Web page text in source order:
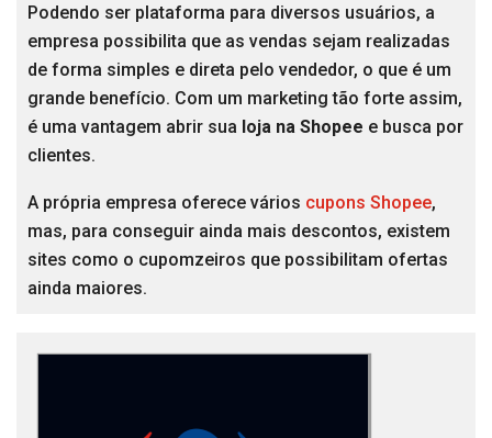
Podendo ser plataforma para diversos usuários, a
empresa possibilita que as vendas sejam realizadas
de forma simples e direta pelo vendedor, o que é um
grande benefício. Com um marketing tão forte assim,
é uma vantagem abrir sua loja na Shopee e busca por
clientes.
A própria empresa oferece vários cupons Shopee,
mas, para conseguir ainda mais descontos, existem
sites como o cupomzeiros que possibilitam ofertas
ainda maiores.